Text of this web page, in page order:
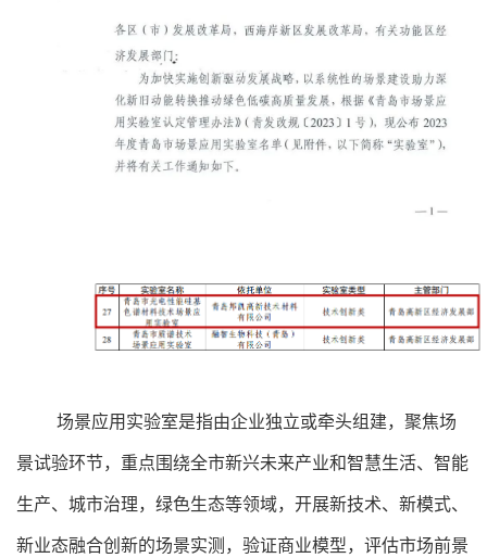
场景应用实验室是指由企业独立或牵头组建，聚焦场
景试验环节，重点围绕全市新兴未来产业和智慧生活、智能
生产、城市治理，绿色生态等领域，开展新技术、新模式、
新业态融合创新的场景实测，验证商业模型，评估市场前景